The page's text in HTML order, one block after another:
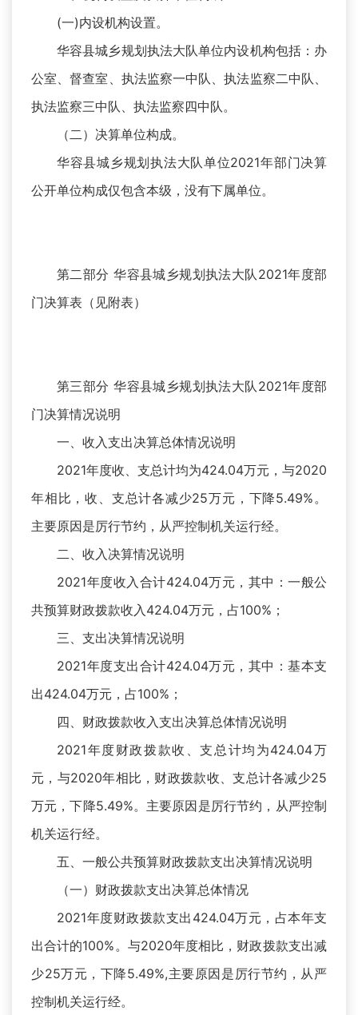
(一)内设机构设置。
华容县城乡规划执法大队单位内设机构包括：办
公室、督查室、执法监察一中队、执法监察二中队、
执法监察三中队、执法监察四中队。
（二）决算单位构成。
华容县城乡规划执法大队单位2021年部门决算
公开单位构成仅包含本级，没有下属单位。
第二部分 华容县城乡规划执法大队2021年度部
门决算表（见附表）
第三部分 华容县城乡规划执法大队2021年度部
门决算情况说明
一、收入支出决算总体情况说明
2021年度收、支总计均为424.04万元，与2020
年相比，收、支总计各减少25万元，下降5.49%。
主要原因是厉行节约，从严控制机关运行经。
二、收入决算情况说明
2021年度收入合计424.04万元，其中：一般公
共预算财政拨款收入424.04万元，占100%；
三、支出决算情况说明
2021年度支出合计424.04万元，其中：基本支
出424.04万元，占100%；
四、财政拨款收入支出决算总体情况说明
2021年度财政拨款收、支总计均为424.04万
元，与2020年相比，财政拨款收、支总计各减少25
万元，下降5.49%。主要原因是厉行节约，从严控制
机关运行经。
五、一般公共预算财政拨款支出决算情况说明
（一）财政拨款支出决算总体情况
2021年度财政拨款支出424.04万元，占本年支
出合计的100%。与2020年度相比，财政拨款支出减
少25万元，下降5.49%,主要原因是厉行节约，从严
控制机关运行经。